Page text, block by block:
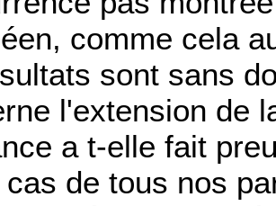
comme cela
sont sans
l'extension de
a t-elle fait
de tous nos